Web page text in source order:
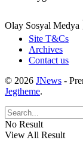
Olay Sosyal Medya
Site T&Cs
Archives
Contact us
© 2026 JNews -
Jegtheme.
No Result
View All Result